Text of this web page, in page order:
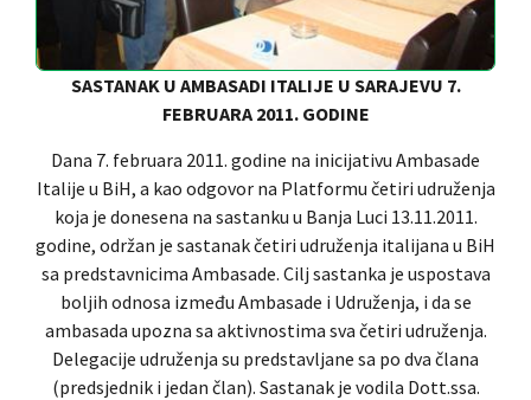
SASTANAK U AMBASADI ITALIJE U SARAJEVU 7.
FEBRUARA 2011. GODINE
Dana 7. februara 2011. godine na inicijativu Ambasade
Italije u BiH, a kao odgovor na Platformu četiri udruženja
koja je donesena na sastanku u Banja Luci 13.11.2011.
godine, održan je sastanak četiri udruženja italijana u BiH
sa predstavnicima Ambasade. Cilj sastanka je uspostava
boljih odnosa između Ambasade i Udruženja, i da se
ambasada upozna sa aktivnostima sva četiri udruženja.
Delegacije udruženja su predstavljane sa po dva člana
(predsjednik i jedan član). Sastanak je vodila Dott.ssa.